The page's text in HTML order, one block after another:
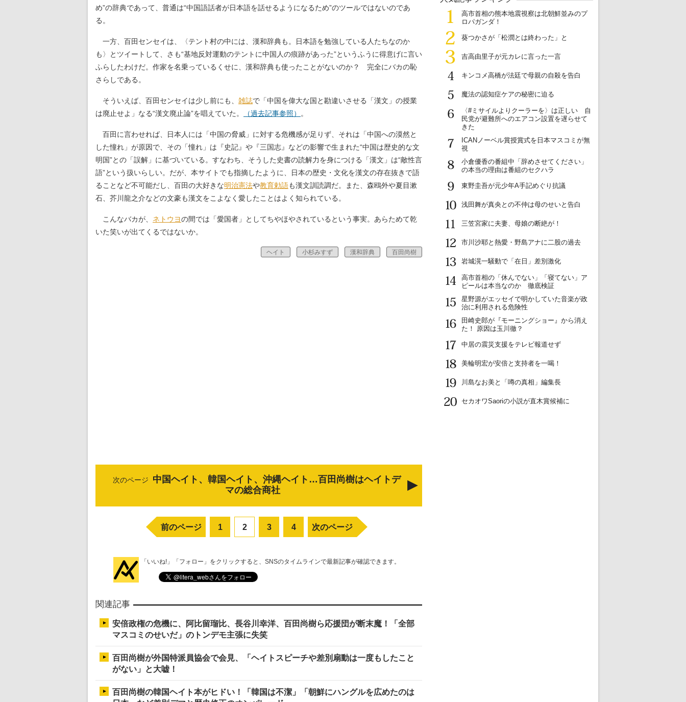
め”の辞典であって、普通は“中国語話者が日本語を話せるようになるため”のツールではないのであ
る。
一方、百田センセイは、〈テント村の中には、漢和辞典も。日本語を勉強している人たちなのか
も〉とツイートして、さも“基地反対運動のテントに中国人の痕跡があった”というふうに得意げに言い
ふらしたわけだ。作家を名乗っているくせに、漢和辞典も使ったことがないのか？ 完全にバカの恥
さらしである。
そういえば、百田センセイは少し前にも、 雑誌で「中国を偉大な国と勘違いさせる「漢文」の授業
は廃止せよ」なる“漢文廃止論”を唱えていた。
（過去記事参照） 。
百田に言わせれば、日本人には「中国の脅威」に対する危機感が足りず、それは「中国への漠然と
した憧れ」が原因で、その「憧れ」は『史記』や『三国志』などの影響で生まれた“中国は歴史的な文
明国”との「誤解」に基づいている。すなわち、そうした史書の読解力を身につける「漢文」は“敵性言
語”という扱いらしい。だが、本サイトでも指摘したように、日本の歴史・文化を漢文の存在抜きで語
ることなど不可能だし、百田の大好きな明治憲法や教育勅語も漢文訓読調だ。また、森鴎外や夏目漱
石、芥川龍之介などの文豪も漢文をこよなく愛したことはよく知られている。
こんなバカが、 ネトウヨの間では「愛国者」としてちやほやされているという事実。あらためて乾
いた笑いが出てくるではないか。
ヘイト 小杉みすず 漢和辞典 百田尚樹
次のページ
中国ヘイト、韓国ヘイト、沖縄ヘイト…百田尚樹はヘイトデ
マの総合商社
前のページ 1 2 3 4 次のページ
「いいね!」「フォロー」をクリックすると、SNSのタイムラインで最新記事が確認できます。
関連記事
安倍政権の危機に、阿比留瑠比、長谷川幸洋、百田尚樹ら応援団が断末魔！「全部
マスコミのせいだ」のトンデモ主張に失笑
百田尚樹が外国特派員協会で会見、「ヘイトスピーチや差別扇動は一度もしたこと
がない」と大嘘！
百田尚樹の韓国ヘイト本がヒドい！「韓国は不潔」「朝鮮にハングルを広めたのは
1
高市首相の熊本地震視察は北朝鮮並みのプ
ロパガンダ！
2
葵つかさが「松潤とは終わった」と
3
吉高由里子が元カレに言った一言
4
キンコメ高橋が法廷で母親の自殺を告白
5
魔法の認知症ケアの秘密に迫る
6
〈#ミサイルよりクーラーを〉は正しい 自
民党が避難所へのエアコン設置を遅らせて
きた
7
ICANノーベル賞授賞式を日本マスコミが無
視
8
小倉優香の番組中「辞めさせてください」
の本当の理由は番組のセクハラ
9
東野圭吾が元少年A手記めぐり抗議
10
浅田舞が真央との不仲は母のせいと告白
11
三笠宮家に夫妻、母娘の断絶が！
12
市川沙耶と熱愛・野島アナに二股の過去
13
岩城滉一騒動で「在日」差別激化
14
高市首相の「休んでない」「寝てない」ア
ピールは本当なのか 徹底検証
15
星野源がエッセイで明かしていた音楽が政
治に利用される危険性
16
田崎史郎が『モーニングショー』から消え
た！ 原因は玉川徹？
17
中居の震災支援をテレビ報道せず
18
美輪明宏が安倍と支持者を一喝！
19
川島なお美と「噂の真相」編集長
20
セカオワSaoriの小説が直木賞候補に